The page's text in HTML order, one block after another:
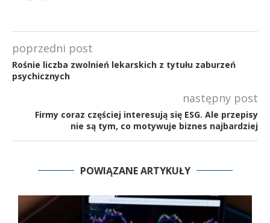
poprzedni post
Rośnie liczba zwolnień lekarskich z tytułu zaburzeń
psychicznych
następny post
Firmy coraz częściej interesują się ESG. Ale przepisy
nie są tym, co motywuje biznes najbardziej
POWIĄZANE ARTYKUŁY